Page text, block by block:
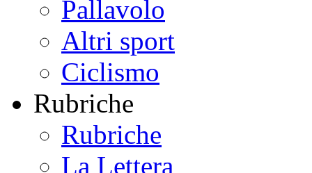
Pallavolo
Altri sport
Ciclismo
Rubriche
Rubriche
La Lettera